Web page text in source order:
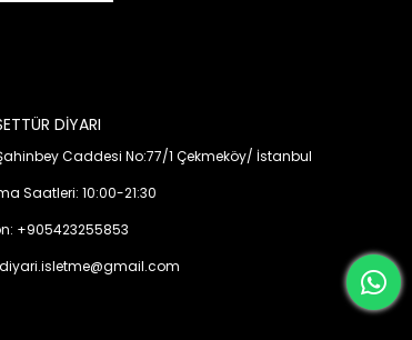
DİYARI
Caddesi No:77/1 Çekmeköy/ İstanbul
Saatleri: 10:00-21:30
+905423255853